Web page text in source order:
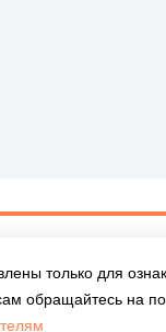
только для
обращайтесь на